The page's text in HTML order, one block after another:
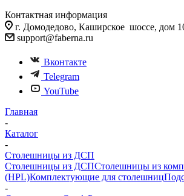
Контактная информация
г. Домодедово, Каширское шоссе, дом
support@faberna.ru
Вконтакте
Telegram
YouTube
Главная
-
Каталог
-
Столешницы из ДСП
Столешницы из ДСПСтолешницы из
(HPL)Комплектующие для столешниц
-